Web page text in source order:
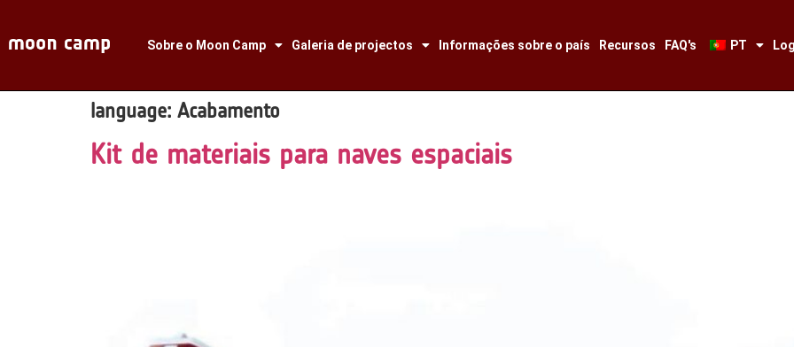
Sobre o Moon Camp Galeria de projectos Informações sobre o país Recursos FAQ's PT
language: Acabamento
Kit de materiais para naves espaciais